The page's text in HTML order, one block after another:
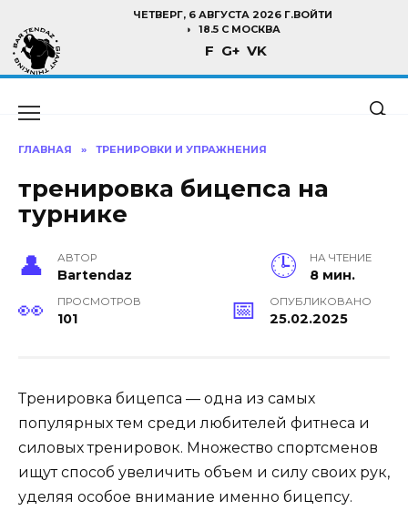
содержанию
ЧЕТВЕРГ, 6 АВГУСТА 2026 Г.ВОЙТИ
18.5 C МОСКВА
F G+ VK
ГЛАВНАЯ » ТРЕНИРОВКИ И УПРАЖНЕНИЯ
тренировка бицепса на
турнике
АВТОР
Bartendaz
НА ЧТЕНИЕ
8 мин.
ПРОСМОТРОВ
101
ОПУБЛИКОВАНО
25.02.2025
Тренировка бицепса — одна из самых
популярных тем среди любителей фитнеса и
силовых тренировок. Множество спортсменов
ищут способ увеличить объем и силу своих рук,
уделяя особое внимание именно бицепсу.